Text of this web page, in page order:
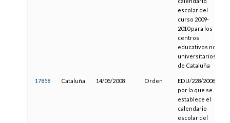
escolar del
curso 2009-
2010 para los
centros
educativos no
universitarios
de Cataluña
17858 Cataluña 14/05/2008 Orden
EDU/228/2008,
por la que se
establece el
calendario
escolar del